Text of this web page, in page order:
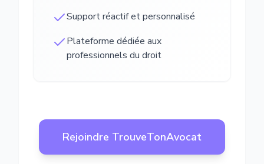
Support réactif et personnalisé
Plateforme dédiée aux
professionnels du droit
Rejoindre TrouveTonAvocat